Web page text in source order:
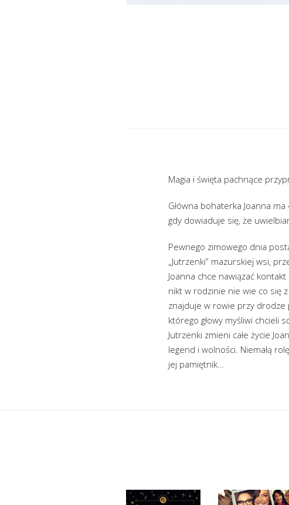
Magia i święta pachnące
Główna bohaterka Joanna
gdy dowiaduje się, że
Pewnego zimowego dnia
„Jutrzenki” mazurskiej wsi,
Joanna chce nawiązać
nikt w rodzinie nie wie co się
znajduje w rowie przy drodze
którego głowy myśliwi chcieli
Jutrzenki zmieni całe życie
legend i wolności. Niemałą
jej pamiętnik…